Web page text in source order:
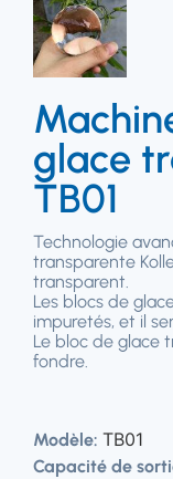
glace
TB01
Technologie
transparente
transparent.
Les blocs de
impuretés, et il
Le bloc de glace
fondre.
Modèle: TB01
Capacité de